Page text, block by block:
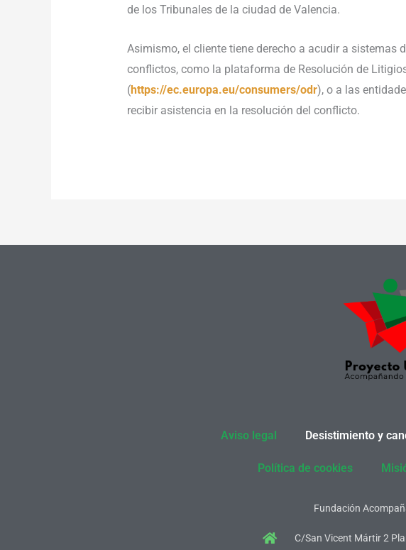
de los Tribunales de la ciudad de Valencia.
Asimismo, el cliente tiene derecho a acudir a sistemas
conflictos, como la plataforma de Resolución de
(https://ec.europa.eu/consumers/odr), o a las
recibir asistencia en la resolución del conflicto.
Aviso legal Desistimiento y
Política de cookies
Fundación
C/San Vicent Mártir 2